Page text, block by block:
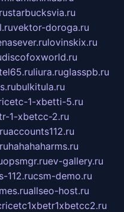
starbucksvia.ru
vektor-doroga.ru
lovinskix.ru
discofoxworld.ru
liura.ruglasspb.ru
bulkitula.ru
1-xbetti-5.ru
1-xbetcc-2.ru
accounts112.ru
hahahaharms.ru
opsmgr.ruev-gallery.ru
112.rucsm-demo.ru
allseo-host.ru